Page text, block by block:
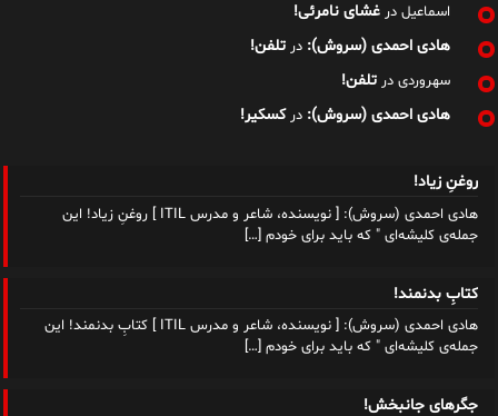
اسماعیل در غشای نامرئی!
هادی احمدی (سروش): در تلفن!
سهروردی در تلفن!
هادی احمدی (سروش): درکسکیر!
روغنِ زیاد!
هادی احمدی (سروش): [ نویسنده، شاعر و مدرس ITIL ] روغنِ زیاد! این
جمله‌ی کلیشه‌ای " که باید برای خودم […]
کتابِ بدنمند!
هادی احمدی (سروش): [ نویسنده، شاعر و مدرس ITIL ] کتابِ بدنمند! این
جمله‌ی کلیشه‌ای " که باید برای خودم […]
جگرهای جانبخش!